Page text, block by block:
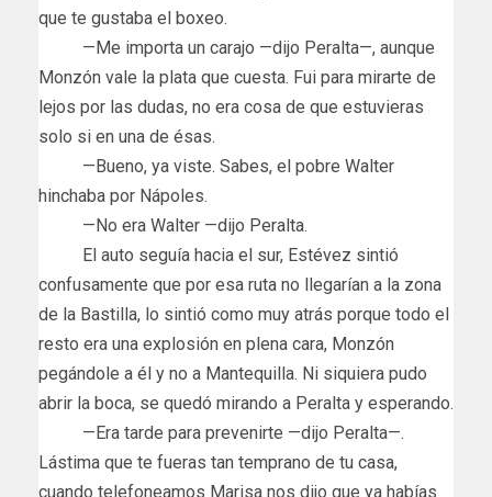
que te gustaba el boxeo.
—Me importa un carajo —dijo Peralta—, aunque
Monzón vale la plata que cuesta. Fui para mirarte de
lejos por las dudas, no era cosa de que estuvieras
solo si en una de ésas.
—Bueno, ya viste. Sabes, el pobre Walter
hinchaba por Nápoles.
—No era Walter —dijo Peralta.
El auto seguía hacia el sur, Estévez sintió
confusamente que por esa ruta no llegarían a la zona
de la Bastilla, lo sintió como muy atrás porque todo el
resto era una explosión en plena cara, Monzón
pegándole a él y no a Mantequilla. Ni siquiera pudo
abrir la boca, se quedó mirando a Peralta y esperando.
—Era tarde para prevenirte —dijo Peralta—.
Lástima que te fueras tan temprano de tu casa,
cuando telefoneamos Marisa nos dijo que ya habías